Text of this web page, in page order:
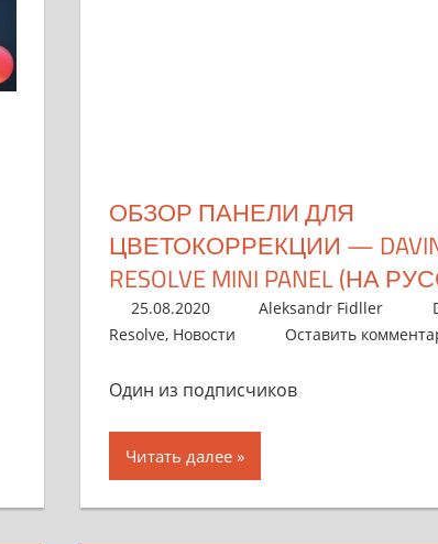
ОБЗОР ПАНЕЛИ ДЛЯ
ЦВЕТОКОРРЕКЦИИ —
RESOLVE MINI PANEL (НА
25.08.2020 Aleksandr Fidller
Resolve, Новости Оставить
Один из подписчиков
Читать далее